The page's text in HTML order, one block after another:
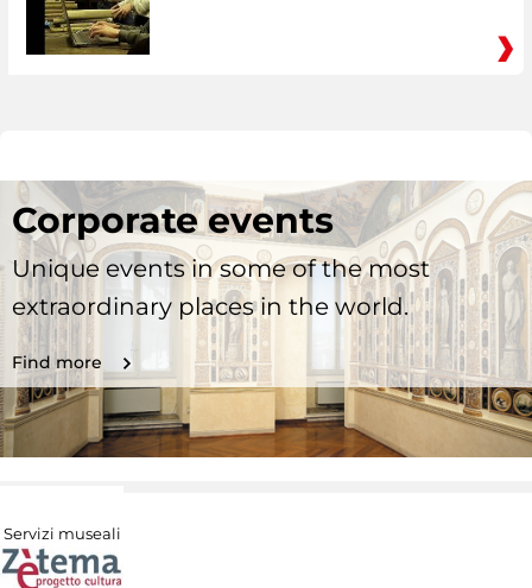
Corporate events
Unique events in some of the most
extraordinary places in the world.
Find more
Servizi museali